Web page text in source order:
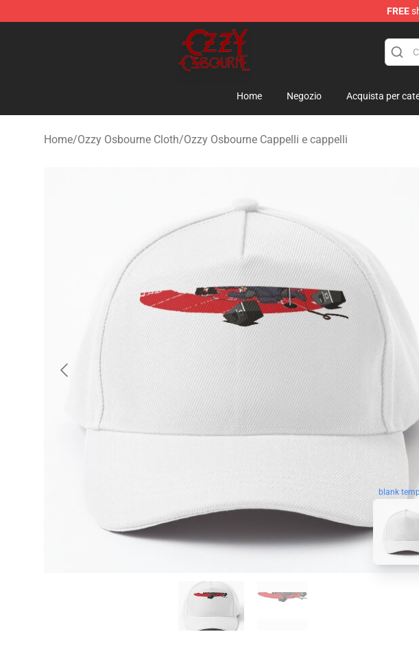
FREE
Ozzy Osbourne Store - Official Ozzy Osbourne Merchandise Shop
Home Negozio Acquista per
Home/Ozzy Osbourne Cloth/Ozzy Osbourne Cappelli e cappelli
blank